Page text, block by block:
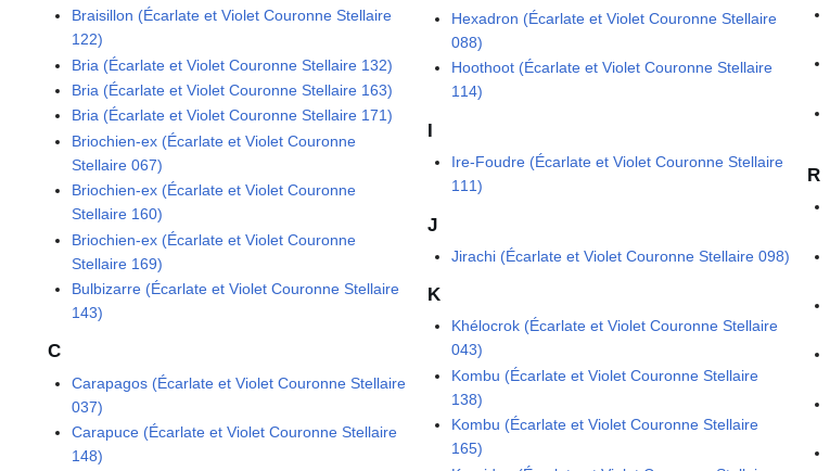
Braisillon (Écarlate et Violet Couronne Stellaire
122)
Bria (Écarlate et Violet Couronne Stellaire 132)
Bria (Écarlate et Violet Couronne Stellaire 163)
Bria (Écarlate et Violet Couronne Stellaire 171)
Briochien-ex (Écarlate et Violet Couronne
Stellaire 067)
Briochien-ex (Écarlate et Violet Couronne
Stellaire 160)
Briochien-ex (Écarlate et Violet Couronne
Stellaire 169)
Bulbizarre (Écarlate et Violet Couronne Stellaire
143)
C
Carapagos (Écarlate et Violet Couronne Stellaire
037)
Carapuce (Écarlate et Violet Couronne Stellaire
148)
Hexadron (Écarlate et Violet Couronne Stellaire
088)
Hoothoot (Écarlate et Violet Couronne Stellaire
114)
I
Ire-Foudre (Écarlate et Violet Couronne Stellaire
111)
J
Jirachi (Écarlate et Violet Couronne Stellaire 098)
K
Khélocrok (Écarlate et Violet Couronne Stellaire
043)
Kombu (Écarlate et Violet Couronne Stellaire
138)
Kombu (Écarlate et Violet Couronne Stellaire
165)
R